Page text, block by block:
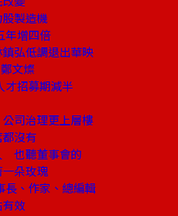
製造機
年增四倍
弘低調退出華映
文燦
才招募期減半
司治理更上層樓
沒有
也聽董事會的
朵玫瑰
長、作家、總編輯
效